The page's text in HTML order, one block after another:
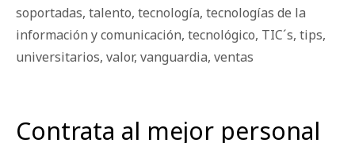
soportadas, talento, tecnología, tecnologías de la
información y comunicación, tecnológico, TIC´s, tips,
universitarios, valor, vanguardia, ventas
Contrata al mejor personal